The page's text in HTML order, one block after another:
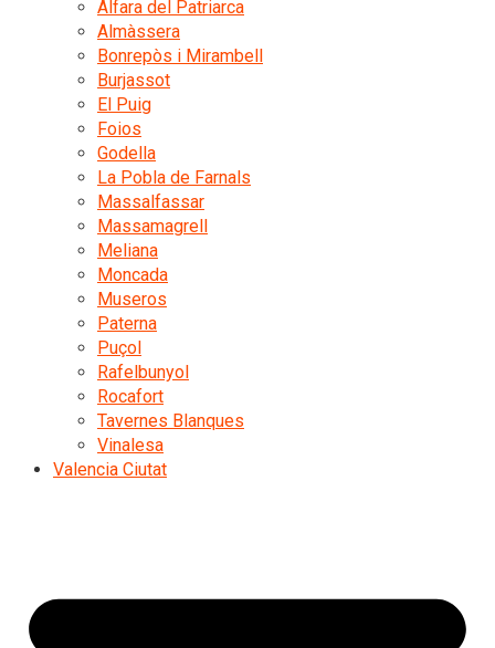
Alfara del Patriarca
Almàssera
Bonrepòs i Mirambell
Burjassot
El Puig
Foios
Godella
La Pobla de Farnals
Massalfassar
Massamagrell
Meliana
Moncada
Museros
Paterna
Puçol
Rafelbunyol
Rocafort
Tavernes Blanques
Vinalesa
Valencia Ciutat